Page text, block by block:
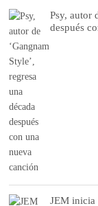
Psy, autor
después
JEM inicia